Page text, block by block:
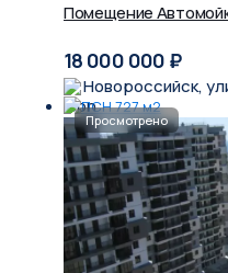
Помещение
18 000 000 ₽
Новороссийск,